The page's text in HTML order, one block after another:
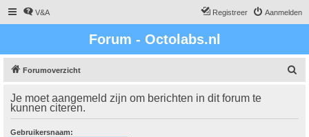
V&A Aanmelden
Registreer
Forum - Octolabs.nl
Forumoverzicht
k
Je moet aangemeld zijn om berichten in dit forum te
kunnen citeren.
Gebruikersnaam: